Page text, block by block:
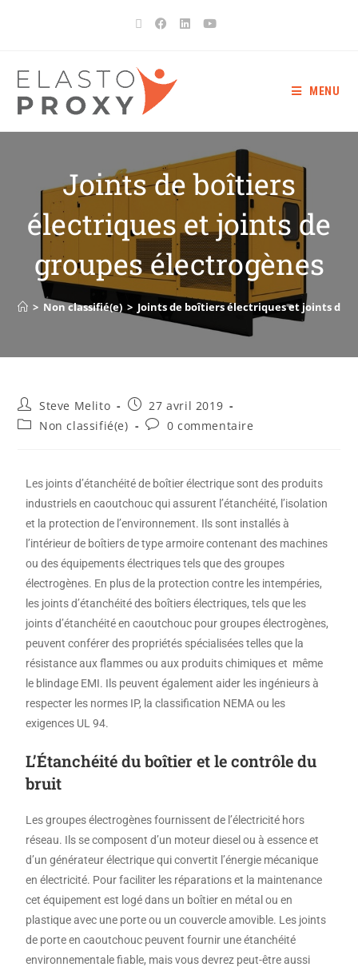
MENU
Joints de boîtiers
électriques et joints de
groupes électrogènes
> Non classifié(e) > Joints de boîtiers électriques et joints de
Steve Melito
27 avril 2019
Non classifié(e)
0 commentaire
Les joints d’étanchéité de boîtier électrique sont des produits
industriels en caoutchouc qui assurent l’étanchéité, l’isolation
et la protection de l’environnement. Ils sont installés à
l’intérieur de boîtiers de type armoire contenant des machines
ou des équipements électriques tels que des groupes
électrogènes. En plus de la protection contre les intempéries,
les joints d’étanchéité des boîtiers électriques, tels que les
joints d’étanchéité en caoutchouc pour groupes électrogènes,
peuvent conférer des propriétés spécialisées telles que la
résistance aux flammes ou aux produits chimiques et même
le blindage EMI. Ils peuvent également aider les ingénieurs à
respecter les normes IP, la classification NEMA ou les
exigences UL 94.
L’Étanchéité du boîtier et le contrôle du
bruit
Les groupes électrogènes fournissent de l’électricité hors
réseau. Ils se composent d’un moteur diesel ou à essence et
d’un générateur électrique qui convertit l’énergie mécanique
en électricité. Pour faciliter les réparations et la maintenance
cet équipement est logé dans un boîtier en métal ou en
plastique avec une porte ou un couvercle amovible. Les joints
de porte en caoutchouc peuvent fournir une étanchéité
environnementale fiable, mais vous devrez peut-être aussi